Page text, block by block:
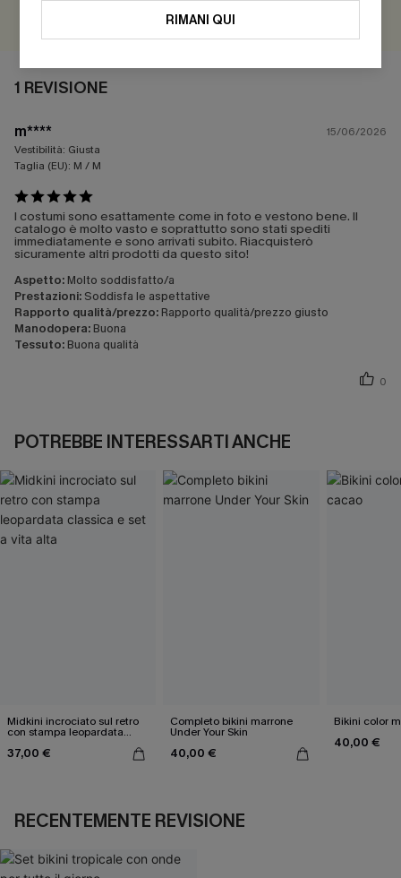
1 REVISIONE
m****
15/06/2026
Vestibilità: Giusta
Taglia (EU): M / M
I costumi sono esattamente come in foto e vestono bene. Il
catalogo è molto vasto e soprattutto sono stati spediti
immediatamente e sono arrivati subito. Riacquisterò
sicuramente altri prodotti da questo sito!
Aspetto: Molto soddisfatto/a
Prestazioni: Soddisfa le aspettative
Rapporto qualità/prezzo: Rapporto qualità/prezzo giusto
Manodopera: Buona
Tessuto: Buona qualità
0
POTREBBE INTERESSARTI ANCHE
Midkini incrociato sul retro
con stampa leopardata
37,00 €
Completo bikini marrone
Under Your Skin
40,00 €
Bikini color
40,00 €
RECENTEMENTE REVISIONE
RIMANI QUI